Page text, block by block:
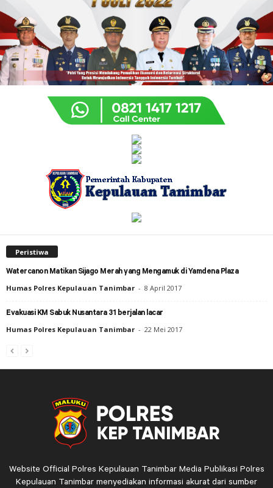
Peristiwa
Watercanon Matikan Sijago Merah yang Mengamuk di Yamdena Plaza
Humas Polres Kepulauan Tanimbar - 8 April 2017
Evakuasi KM Sabuk Nusantara 31 berjalan lacar
Humas Polres Kepulauan Tanimbar - 22 Mei 2017
Website Official Polres Kepulauan Tanimbar Media Publikasi Polres
Kepulauan Tanimbar menyediakan informasi akurat dari sumber